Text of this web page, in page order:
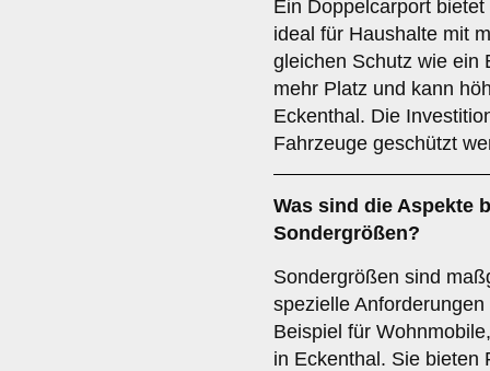
Ein Doppelcarport
ideal für Haushalte mit
gleichen Schutz wie ein
mehr Platz und kann
Eckenthal. Die
Fahrzeuge geschützt
Was sind die Aspekte
Sondergrößen?
Sondergrößen sind
spezielle
Beispiel für
in Eckenthal. Sie bieten